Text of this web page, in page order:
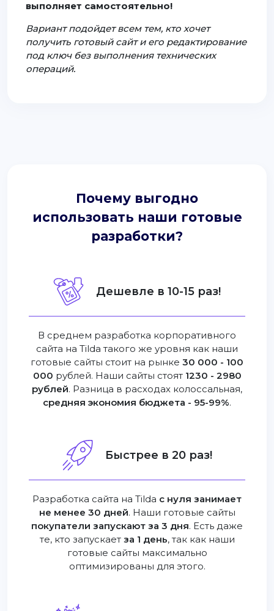
выполняет самостоятельно!
Вариант подойдет всем тем, кто хочет
получить готовый сайт и его редактирование
под ключ без выполнения технических
операций.
Почему выгодно
использовать наши готовые
разработки?
Дешевле в 10-15 раз!
В среднем разработка корпоративного
сайта на Tilda такого же уровня как наши
готовые сайты стоит на рынке 30 000 - 100
000 рублей. Наши сайты стоят 1230 - 2980
рублей. Разница в расходах колоссальная,
средняя экономия бюджета - 95-99%.
Быстрее в 20 раз!
Разработка сайта на Tilda с нуля занимает
не менее 30 дней. Наши готовые сайты
покупатели запускают за 3 дня. Есть даже
те, кто запускает за 1 день, так как наши
готовые сайты максимально
оптимизированы для этого.